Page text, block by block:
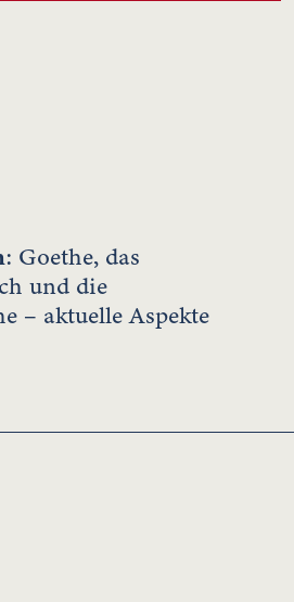
: Goethe, das
und die
– aktuelle Aspekte